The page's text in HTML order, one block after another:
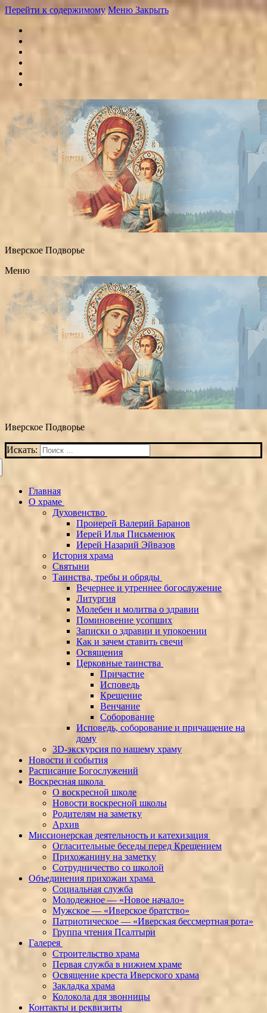
Перейти к содержимому Меню Закрыть
Иверское Подворье
Меню
Иверское Подворье
Искать:
Главная
О храме
Духовенство
Проиерей Валерий Баранов
Иерей Илья Письменюк
Иерей Назарий Эйвазов
История храма
Святыни
Таинства, требы и обряды
Вечернее и утреннее богослужение
Литургия
Молебен и молитва о здравии
Поминовение усопших
Записки о здравии и упокоении
Как и зачем ставить свечи
Освящения
Церковные таинства
Причастие
Исповедь
Крещение
Венчание
Соборование
Исповедь, соборование и причащение на
дому
3D-экскурсия по нашему храму
Новости и события
Расписание Богослужений
Воскресная школа
О воскресной школе
Новости воскресной школы
Родителям на заметку
Архив
Миссионерская деятельность и катехизация
Огласительные беседы перед Крещением
Прихожанину на заметку
Сотрудничество со школой
Объединения прихожан храма
Социальная служба
Молодежное — «Новое начало»
Мужское — «Иверское братство»
Патриотическое — «Иверская бессмертная рота»
Группа чтения Псалтыри
Галерея
Строительство храма
Первая служба в нижнем храме
Освящение креста Иверского храма
Закладка храма
Колокола для звонницы
Контакты и реквизиты